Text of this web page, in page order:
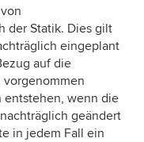
der Statik. Dies gilt
eingeplant
auf die
vorgenommen
entstehen, wenn die
geändert
in jedem Fall ein